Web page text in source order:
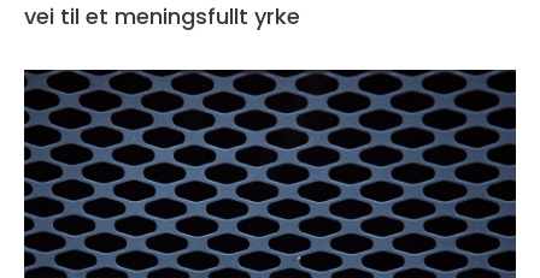
vei til et meningsfullt yrke